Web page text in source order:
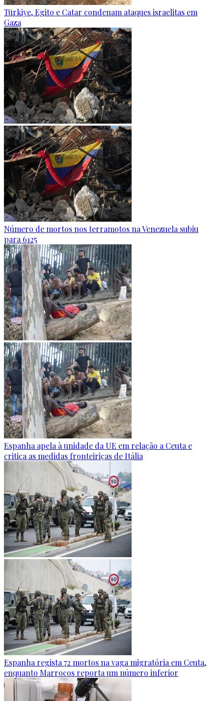
Türkiye, Egito e Catar condenam ataques israelitas em
Gaza
Número de mortos nos terramotos na Venezuela subiu
para 6125
Espanha apela à unidade da UE em relação a Ceuta e
critica as medidas fronteiriças de Itália
Espanha regista 72 mortos na vaga migratória em Ceuta,
enquanto Marrocos reporta um número inferior